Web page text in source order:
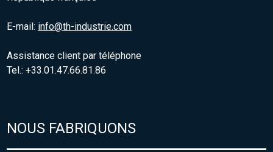
E-mail: info@th-industrie.com
Assistance client par téléphone
Tel.: +33.01.47.66.81.86
NOUS FABRIQUONS